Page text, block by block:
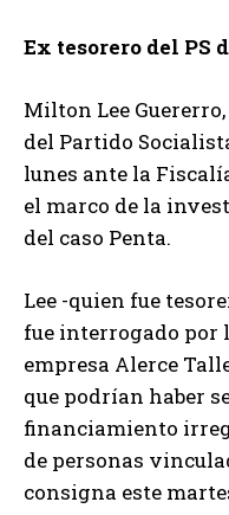
Ex tesorero del PS
Milton Lee
del Partido
lunes ante la
el marco de la
del caso Penta.
Lee -quien fue
fue interrogado por
empresa Alerce
que podrían haber
financiamiento
de personas
consigna este